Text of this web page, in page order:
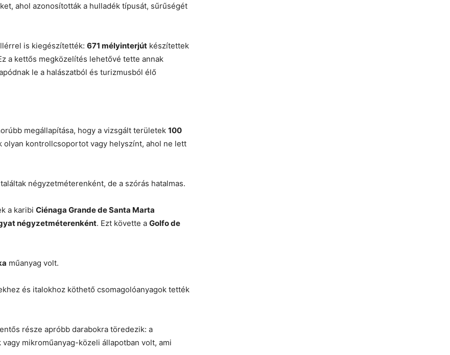
ahol azonosították a hulladék típusát, sűrűségét
is kiegészítették: 671 mélyinterjút készítettek
a kettős megközelítés lehetővé tette annak
le a halászatból és turizmusból élő
megállapítása, hogy a vizsgált területek 100
olyan kontrollcsoportot vagy helyszínt, ahol ne lett
négyzetméterenként, de a szórás hatalmas.
a karibi Ciénaga Grande de Santa Marta
négyzetméterenként. Ezt követte a Golfo de
műanyag volt.
és italokhoz köthető csomagolóanyagok tették
része apróbb darabokra töredezik: a
vagy mikroműanyag-közeli állapotban volt, ami